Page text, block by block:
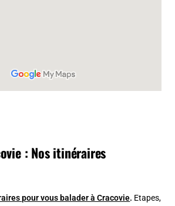
: Nos itinéraires
pour vous balader à Cracovie. Etapes,